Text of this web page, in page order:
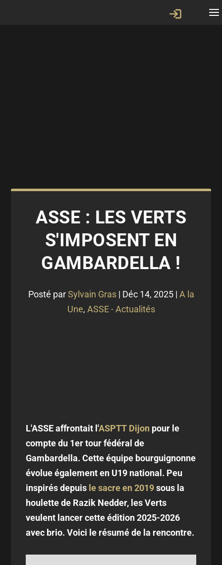
ASSE : LES VERTS
S'IMPOSENT EN
GAMBARDELLA !
Posté parSylvain Gras| Déc 14, 2025| A la
Une, ASSE - Actualités
L'ASSE affrontait l'ASPTT Dijon pour le
compte du 1er tour fédéral de
Gambardella. Cette équipe bourguignonne
évolue également en U19 national. Peu
inspirés depuis le sacre en 2019sous la
houlette de Razik Nedder, les Verts
veulent lancer cette édition 2025-2026
avec brio. Voici le résumé de la rencontre.